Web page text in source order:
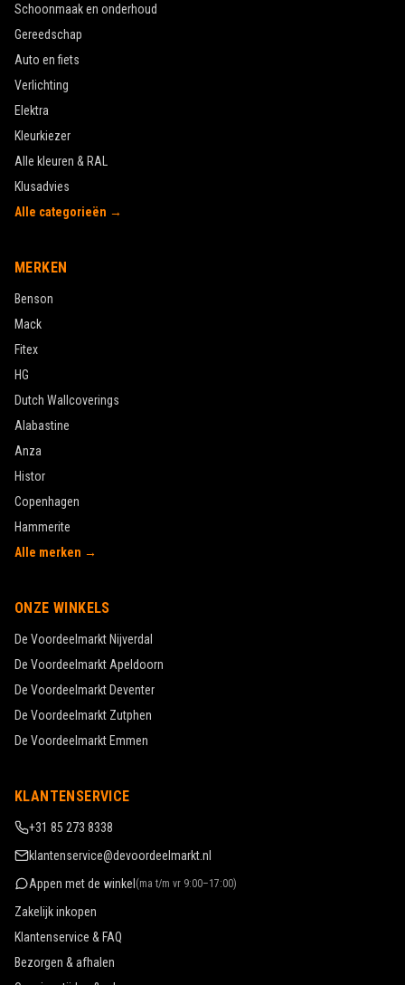
Schoonmaak en onderhoud
Gereedschap
Auto en fiets
Verlichting
Elektra
Kleurkiezer
Alle kleuren & RAL
Klusadvies
Alle categorieën →
MERKEN
Benson
Mack
Fitex
HG
Dutch Wallcoverings
Alabastine
Anza
Histor
Copenhagen
Hammerite
Alle merken →
ONZE WINKELS
De Voordeelmarkt Nijverdal
De Voordeelmarkt Apeldoorn
De Voordeelmarkt Deventer
De Voordeelmarkt Zutphen
De Voordeelmarkt Emmen
KLANTENSERVICE
+31 85 273 8338
klantenservice@devoordeelmarkt.nl
Appen met de winkel (ma t/m vr 9:00–17:00)
Zakelijk inkopen
Klantenservice & FAQ
Bezorgen & afhalen